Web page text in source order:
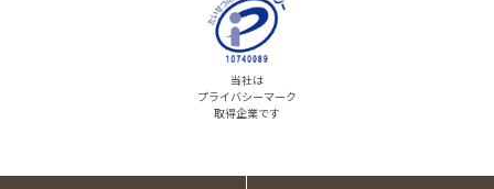
当社は
プライバシーマーク
取得企業です